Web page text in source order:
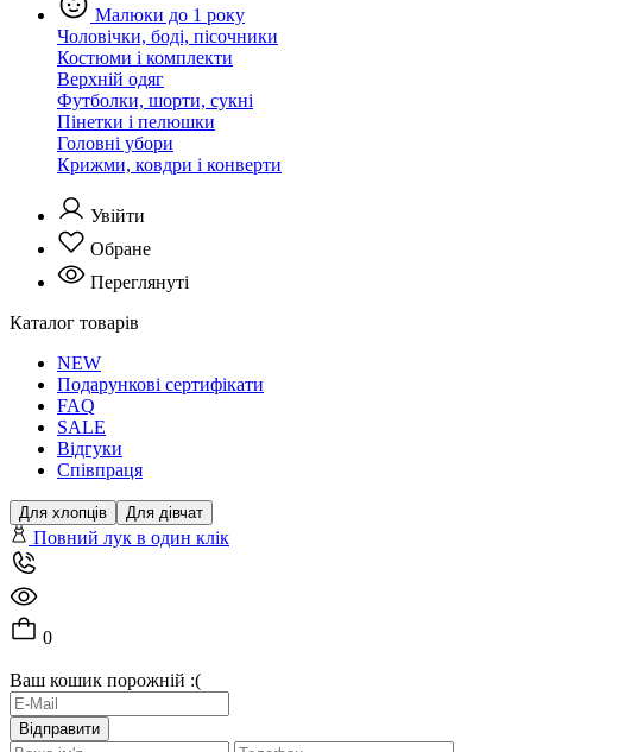
Малюки до 1 року
Чоловічки, боді, пісочники
Костюми і комплекти
Верхній одяг
Футболки, шорти, сукні
Пінетки і пелюшки
Головні убори
Крижми, ковдри і конверти
Увійти
Обране
Переглянуті
Каталог товарів
NEW
Подарункові сертифікати
FAQ
SALE
Відгуки
Співпраця
Для хлопців Для дівчат
Повний лук в один клік
0
Ваш кошик порожній :(
Відправити